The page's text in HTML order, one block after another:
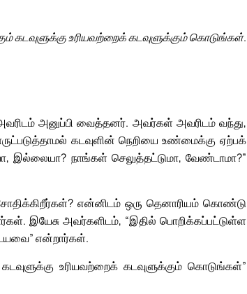
கடவுளுக்கு உரியவற்றைக் கடவுளுக்கும் கொடுங்கள்.
அனுப்பி வைத்தனர். அவர்கள் அவரிடம் வந்து,
கடவுளின் நெறியை உண்மைக்கு ஏற்பக்
இல்லையா? நாங்கள் செலுத்தட்டுமா, வேண்டாமா?”
என்னிடம் ஒரு தெனாரியம் கொண்டு
இயேசு அவர்களிடம், “இதில் பொறிக்கப்பட்டுள்ள
என்றார்கள்.
உரியவற்றைக் கடவுளுக்கும் கொடுங்கள்”